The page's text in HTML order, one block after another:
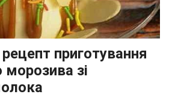
приготування
зі